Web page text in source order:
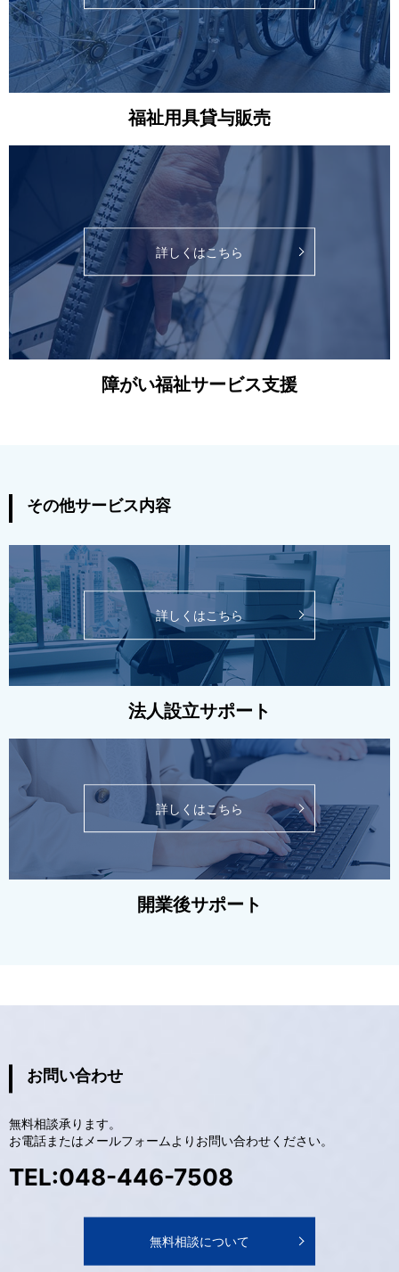
福祉用具貸与販売
詳しくはこちら
障がい福祉サービス支援
その他サービス内容
詳しくはこちら
法人設立サポート
詳しくはこちら
開業後サポート
お問い合わせ
無料相談承ります。
お電話またはメールフォームよりお問い合わせください。
TEL:048-446-7508
無料相談について